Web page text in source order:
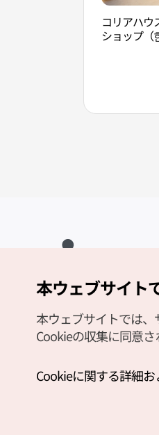
コリアハウ
ショップ（
Copyright (c) Korea Tourism
サイトエラー報告
公式メ
本ウェブサイト
本ウェブサイトでは、
Cookieの収集に同意
Cookieに関する詳細